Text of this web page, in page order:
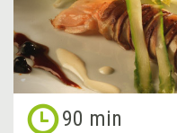
90 min